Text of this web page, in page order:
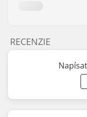
RECENZIE